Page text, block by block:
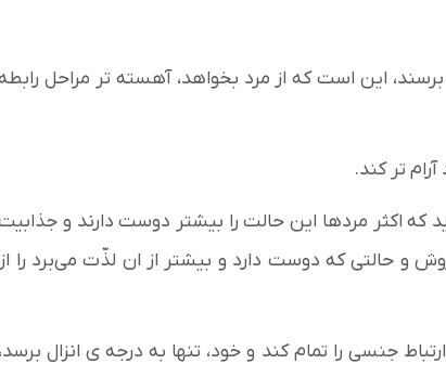
این است که از مرد بخواهد، آهسته تر مراحل
تر کند.
که اکثر مردها این حالت را بیشتر دوست دارند و
و حالتی که دوست دارد و بیشتر از ان لذّت می‌برد را
جنسی را تمام کند و خود، تنها به درجه ی انزال